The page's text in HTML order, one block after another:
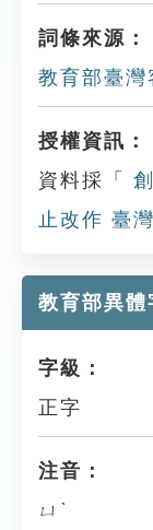
詞條來源：
教育部臺灣
授權資訊：
資料採「
止改作 臺
教育部異體
字級：
正字
注音：
ㄩˋ